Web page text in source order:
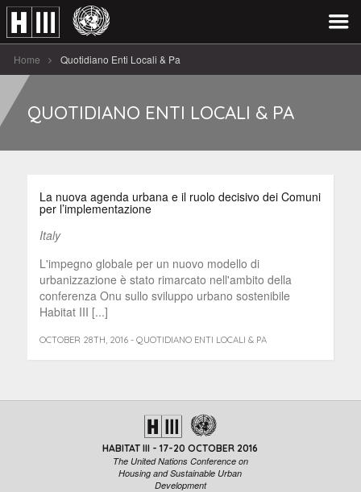
Home Quotidiano Enti Locali & Pa
QUOTIDIANO ENTI LOCALI & PA
La nuova agenda urbana e il ruolo decisivo dei Comuni
per l’implementazione
Italy
L'impegno globale per un nuovo modello di
urbanizzazione è stato rimarcato nell'ambito della
conferenza Onu sullo sviluppo urbano sostenibile
Habitat III [...]
OCTOBER 28TH, 2016 - QUOTIDIANO ENTI LOCALI & PA
HABITAT III - 17-20 OCTOBER 2016
The United Nations Conference on
Housing and Sustainable Urban
Development